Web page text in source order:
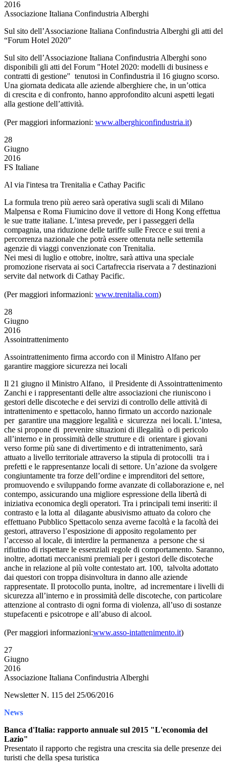
2016
Associazione Italiana Confindustria Alberghi
Sul sito dell’Associazione Italiana Confindustria Alberghi gli atti del
“Forum Hotel 2020”
Sul sito dell’Associazione Italiana Confindustria Alberghi sono
disponibili gli atti del Forum "Hotel 2020: modelli di business e
contratti di gestione" tenutosi in Confindustria il 16 giugno scorso.
Una giornata dedicata alle aziende alberghiere che, in un’ottica
di crescita e di confronto, hanno approfondito alcuni aspetti legati
alla gestione dell’attività.
(Per maggiori informazioni: www.alberghiconfindustria.it)
28
Giugno
2016
FS Italiane
Al via l'intesa tra Trenitalia e Cathay Pacific
La formula treno più aereo sarà operativa sugli scali di Milano
Malpensa e Roma Fiumicino dove il vettore di Hong Kong effettua
le sue tratte italiane. L’intesa prevede, per i passeggeri della
compagnia, una riduzione delle tariffe sulle Frecce e sui treni a
percorrenza nazionale che potrà essere ottenuta nelle settemila
agenzie di viaggi convenzionate con Trenitalia.
Nei mesi di luglio e ottobre, inoltre, sarà attiva una speciale
promozione riservata ai soci Cartafreccia riservata a 7 destinazioni
servite dal network di Cathay Pacific.
(Per maggiori informazioni: www.trenitalia.com)
28
Giugno
2016
Assointrattenimento
Assointrattenimento firma accordo con il Ministro Alfano per
garantire maggiore sicurezza nei locali
Il 21 giugno il Ministro Alfano, il Presidente di Assointrattenimento
Zanchi e i rappresentanti delle altre associazioni che riuniscono i
gestori delle discoteche e dei servizi di controllo delle attività di
intrattenimento e spettacolo, hanno firmato un accordo nazionale
per garantire una maggiore legalità e sicurezza nei locali. L’intesa,
che si propone di prevenire situazioni di illegalità o di pericolo
all’interno e in prossimità delle strutture e di orientare i giovani
verso forme più sane di divertimento e di intrattenimento, sarà
attuato a livello territoriale attraverso la stipula di protocolli tra i
prefetti e le rappresentanze locali di settore. Un’azione da svolgere
congiuntamente tra forze dell’ordine e imprenditori del settore,
promuovendo e sviluppando forme avanzate di collaborazione e, nel
contempo, assicurando una migliore espressione della libertà di
iniziativa economica degli operatori. Tra i principali temi inseriti: il
contrasto e la lotta al dilagante abusivismo attuato da coloro che
effettuano Pubblico Spettacolo senza averne facoltà e la facoltà dei
gestori, attraverso l’esposizione di apposito regolamento per
l’accesso al locale, di interdire la permanenza a persone che si
rifiutino di rispettare le essenziali regole di comportamento. Saranno,
inoltre, adottati meccanismi premiali per i gestori delle discoteche
anche in relazione al più volte contestato art. 100, talvolta adottato
dai questori con troppa disinvoltura in danno alle aziende
rappresentate. Il protocollo punta, inoltre, ad incrementare i livelli di
sicurezza all’interno e in prossimità delle discoteche, con particolare
attenzione al contrasto di ogni forma di violenza, all’uso di sostanze
stupefacenti e psicotrope e all’abuso di alcool.
(Per maggiori informazioni:www.asso-intattenimento.it)
27
Giugno
2016
Associazione Italiana Confindustria Alberghi
Newsletter N. 115 del 25/06/2016
News
Banca d'Italia: rapporto annuale sul 2015 "L'economia del
Lazio"
Presentato il rapporto che registra una crescita sia delle presenze dei
turisti che della spesa turistica